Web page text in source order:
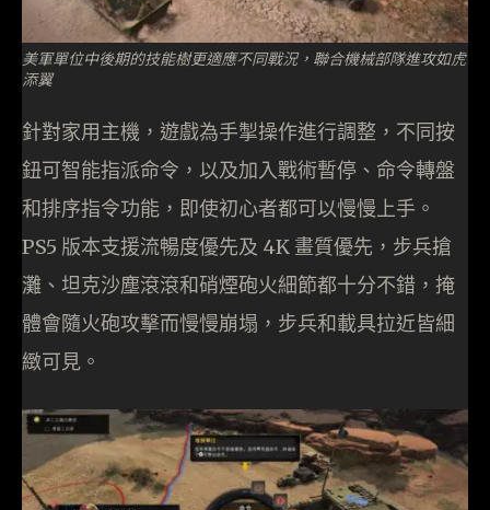
美軍單位中後期的技能樹更適應不同戰況，聯合機械部隊進攻如虎
添翼
針對家用主機，遊戲為手掣操作進行調整，不同按
鈕可智能指派命令，以及加入戰術暫停、命令轉盤
和排序指令功能，即使初心者都可以慢慢上手。
PS5 版本支援流暢度優先及 4K 畫質優先，步兵搶
灘、坦克沙塵滾滾和硝煙砲火細節都十分不錯，掩
體會隨火砲攻擊而慢慢崩塌，步兵和載具拉近皆細
緻可見。